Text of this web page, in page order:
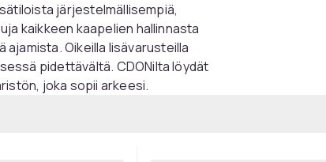
järjestelmällisempiä,
kaikkeen kaapelien hallinnasta
Oikeilla lisävarusteilla
pidettävältä. CDONilta löydät
joka sopii arkeesi.